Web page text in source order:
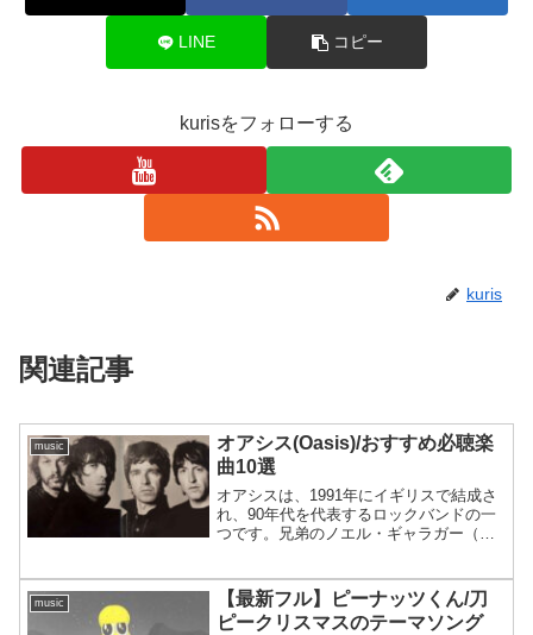
LINE コピー
kurisをフォローする
kuris
関連記事
music
オアシス(Oasis)/おすすめ必聴楽
曲10選
オアシスは、1991年にイギリスで結成さ
れ、90年代を代表するロックバンドの一
つです。兄弟のノエル・ギャラガー（ギ
（ベース）、アラン・ホワイト（ドラ
ム）などで構成されま...
music
【最新フル】ピーナッツくん/刀
ピークリスマスのテーマソング